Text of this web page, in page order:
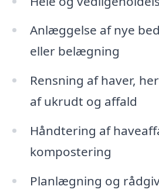
Anlæggelse af nye
eller belægning
Rensning af haver,
af ukrudt og affald
Håndtering af
kompostering
Planlægning og